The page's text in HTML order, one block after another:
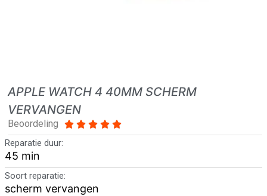
APPLE WATCH 4 40MM SCHERM
VERVANGEN
Beoordeling     
Reparatie duur:
45 min
Soort reparatie:
scherm vervangen